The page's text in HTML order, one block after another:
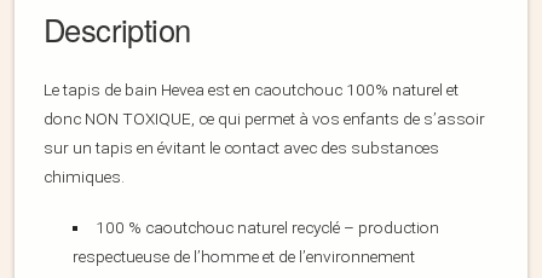
Description
Le tapis de bain Hevea est en caoutchouc 100% naturel et
donc NON TOXIQUE, ce qui permet à vos enfants de s’assoir
sur un tapis en évitant le contact avec des substances
chimiques.
100 % caoutchouc naturel recyclé – production
respectueuse de l’homme et de l’environnement